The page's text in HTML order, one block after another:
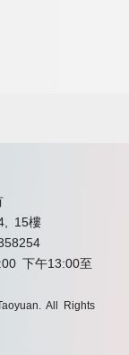
15樓
下午13:00至
All Rights